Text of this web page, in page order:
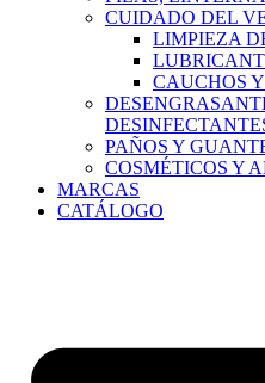
CUIDADO DEL
LIMPIEZA
CAUCHOS
PAÑOS Y
COSMÉTICOS Y
MARCAS
CATÁLOGO